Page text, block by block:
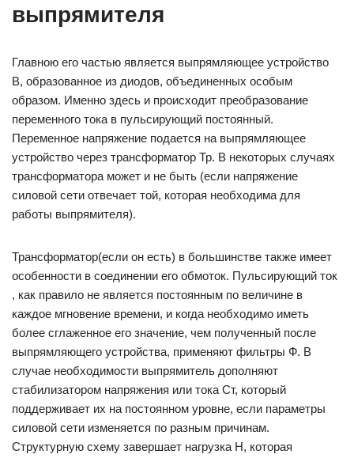
выпрямителя
Главною его частью является выпрямляющее устройство
В, образованное из диодов, объединенных особым
образом. Именно здесь и происходит преобразование
переменного тока в пульсирующий постоянный.
Переменное напряжение подается на выпрямляющее
устройство через трансформатор Тр. В некоторых случаях
трансформатора может и не быть (если напряжение
силовой сети отвечает той, которая необходима для
работы выпрямителя).
Трансформатор(если он есть) в большинстве также имеет
особенности в соединении его обмоток. Пульсирующий ток
, как правило не является постоянным по величине в
каждое мгновение времени, и когда необходимо иметь
более сглаженное его значение, чем полученный после
выпрямляющего устройства, применяют фильтры Ф. В
случае необходимости выпрямитель дополняют
стабилизатором напряжения или тока Ст, который
поддерживает их на постоянном уровне, если параметры
силовой сети изменяется по разным причинам.
Структурную схему завершает нагрузка Н, которая